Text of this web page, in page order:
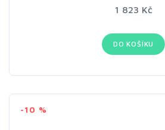
1 823 Kč
DO KOŠÍKU
-10 %